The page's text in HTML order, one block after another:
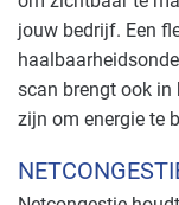
jouw bedrijf. Een
scan brengt ook in
zijn om energie te